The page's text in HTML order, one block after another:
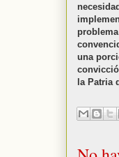
una
la Patria